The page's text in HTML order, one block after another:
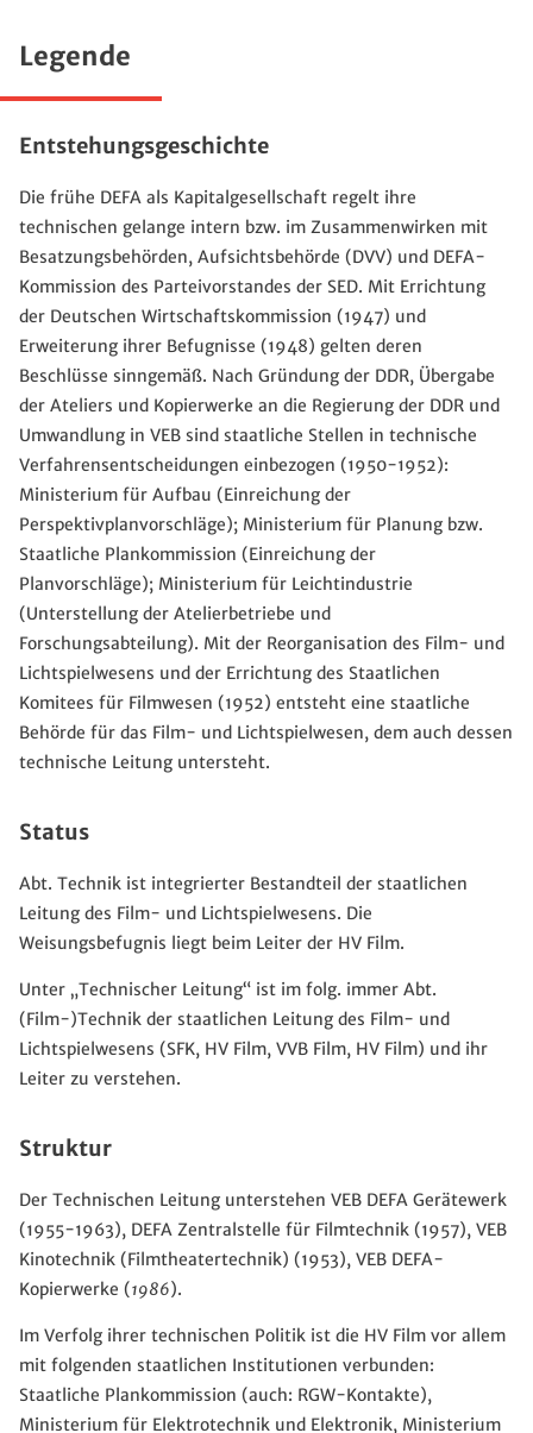
Legende
Entstehungsgeschichte
Die frühe DEFA als Kapitalgesellschaft regelt ihre
technischen gelange intern bzw. im Zusammenwirken mit
Besatzungsbehörden, Aufsichtsbehörde (DVV) und DEFA-
Kommission des Parteivorstandes der SED. Mit Errichtung
der Deutschen Wirtschaftskommission (1947) und
Erweiterung ihrer Befugnisse (1948) gelten deren
Beschlüsse sinngemäß. Nach Gründung der DDR, Übergabe
der Ateliers und Kopierwerke an die Regierung der DDR und
Umwandlung in VEB sind staatliche Stellen in technische
Verfahrensentscheidungen einbezogen (1950-1952):
Ministerium für Aufbau (Einreichung der
Perspektivplanvorschläge); Ministerium für Planung bzw.
Staatliche Plankommission (Einreichung der
Planvorschläge); Ministerium für Leichtindustrie
(Unterstellung der Atelierbetriebe und
Forschungsabteilung). Mit der Reorganisation des Film- und
Lichtspielwesens und der Errichtung des Staatlichen
Komitees für Filmwesen (1952) entsteht eine staatliche
Behörde für das Film- und Lichtspielwesen, dem auch dessen
technische Leitung untersteht.
Status
Abt. Technik ist integrierter Bestandteil der staatlichen
Leitung des Film- und Lichtspielwesens. Die
Weisungsbefugnis liegt beim Leiter der HV Film.
Unter „Technischer Leitung“ ist im folg. immer Abt.
(Film-)Technik der staatlichen Leitung des Film- und
Lichtspielwesens (SFK, HV Film, VVB Film, HV Film) und ihr
Leiter zu verstehen.
Struktur
Der Technischen Leitung unterstehen VEB DEFA Gerätewerk
(1955-1963), DEFA Zentralstelle für Filmtechnik (1957), VEB
Kinotechnik (Filmtheatertechnik) (1953), VEB DEFA-
Kopierwerke (1986).
Im Verfolg ihrer technischen Politik ist die HV Film vor allem
mit folgenden staatlichen Institutionen verbunden:
Staatliche Plankommission (auch: RGW-Kontakte),
Ministerium für Elektrotechnik und Elektronik, Ministerium